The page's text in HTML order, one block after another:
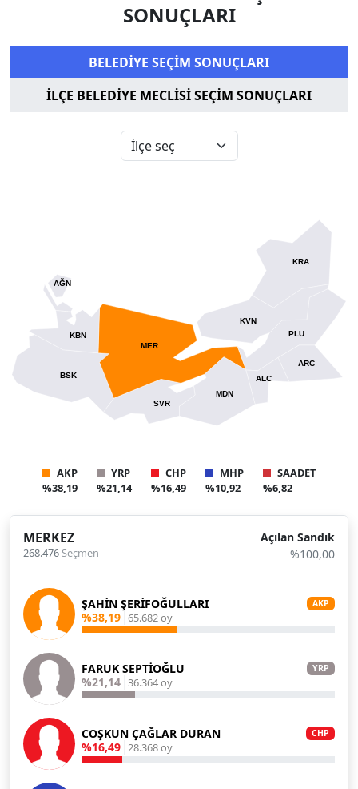
SONUÇLARI
BELEDİYE SEÇİM SONUÇLARI
İLÇE BELEDİYE MECLİSİ SEÇİM SONUÇLARI
AĞN
BSK
MER
KRA
KBN
MDN
PLU
SVR
ARC
KVN
ALC
AKP
%38,19
YRP
%21,14
CHP
%16,49
MHP
%10,92
SAADET
%6,82
MERKEZ
268.476Seçmen
Açılan Sandık
%100,00
ŞAHİN ŞERİFOĞULLARI AKP
%38,19 65.682 oy
FARUK SEPTİOĞLU YRP
%21,14 36.364 oy
COŞKUN ÇAĞLAR DURAN CHP
%16,49 28.368 oy